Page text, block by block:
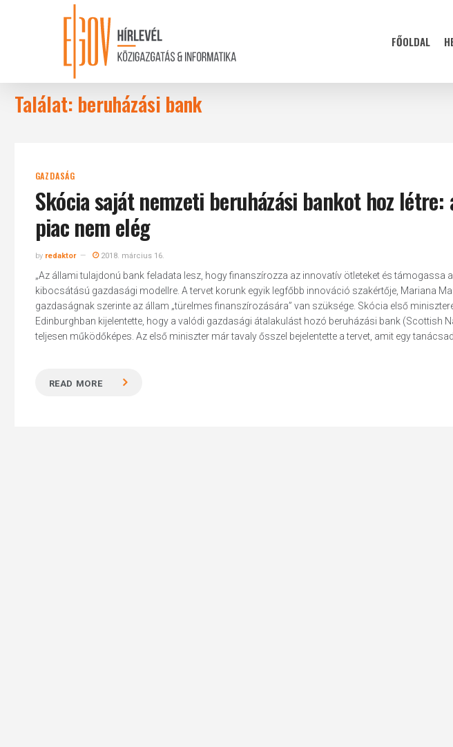
FŐOLDAL
Találat: beruházási bank
GAZDASÁG
Skócia saját nemzeti beruházási bankot hoz létre:
piac nem elég
by redaktor 2018. március 16.
„Az állami tulajdonú bank feladata lesz, hogy finanszírozza az innovatív ötleteket és támogassa
kibocsátású gazdasági modellre. A tervet korunk egyik legfőbb innováció szakértője, Mariana
gazdaságnak szerinte az állam „türelmes finanszírozására” van szüksége. Skócia első
Edinburghban kijelentette, hogy a valódi gazdasági átalakulást hozó beruházási bank (Scottish
teljesen működőképes. Az első miniszter már tavaly ősszel bejelentette a tervet, amit egy
READ MORE